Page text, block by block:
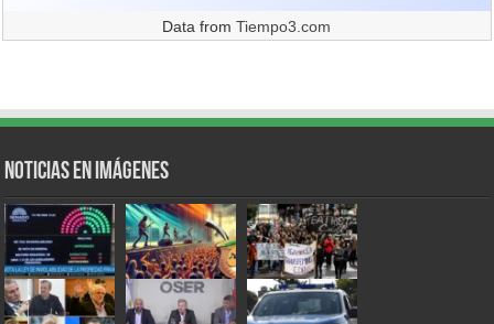
Data fromTiempo3.com
Noticias en Imágenes